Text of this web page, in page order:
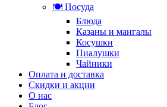
🍽️ Посуда
Блюда
Казаны и мангалы
Косушки
Пиалушки
Чайники
Оплата и доставка
Скидки и акции
О нас